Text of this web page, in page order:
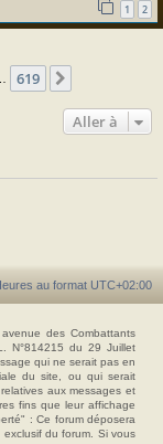
1 2
619
Aller à
au format UTC+02:00
des Combattants
N°814215 du 29 Juillet
qui ne serait pas en
du site, ou qui serait
aux messages et
fins que leur affichage
: Ce forum déposera
du forum. Si vous